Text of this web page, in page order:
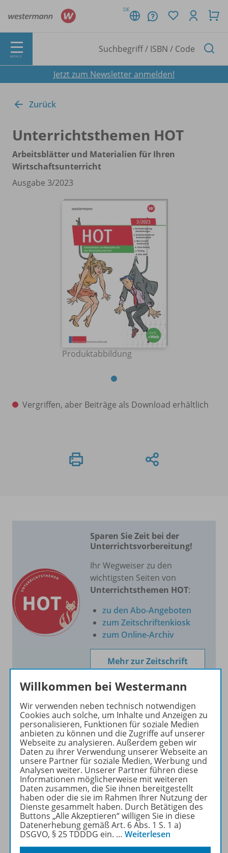
DE
MENÜ
Jetzt zum Newsletter anmelden!
Zurück
Unterrichtsthemen HOT
Arbeitsblätter und Materialien für Ihren
Wirtschaftsunterricht
Ausgabe 3/2023
Produktabbildung
Vergriffen, aber Beiträge als Download erhältlich
Sparen Sie Zeit bei der
Unterrichtsvorbereitung!
Ihr Wegweiser zu den
wichtigsten Seiten von
Unterrichtsthemen HOT:
zu den Abo-Angeboten
zum Zeitschriftenkiosk
zum Online-Archiv
Mehr zur Zeitschrift
Produktinformationen
Inhalte
Zugehörige Produkte
Ergänzende Materialien
Willkommen bei Westermann
Wir verwenden neben technisch notwendigen
Cookies auch solche, um Inhalte und Anzeigen zu
personalisieren, Funktionen für soziale Medien
anbieten zu können und die Zugriffe auf unserer
Webseite zu analysieren. Außerdem geben wir
Daten zu ihrer Verwendung unserer Webseite an
unsere Partner für soziale Medien, Werbung und
Analysen weiter. Unserer Partner führen diese
Informationen möglicherweise mit weiteren
Daten zusammen, die Sie ihnen bereitgestellt
haben oder die sie im Rahmen Ihrer Nutzung der
Dienste gesammelt haben. Durch Betätigen des
Buttons „Alle Akzeptieren“ willigen Sie in diese
Datenerhebung gemäß Art. 6 Abs. 1 S. 1 a)
DSGVO, § 25 TDDDG ein. … Weiterlesen